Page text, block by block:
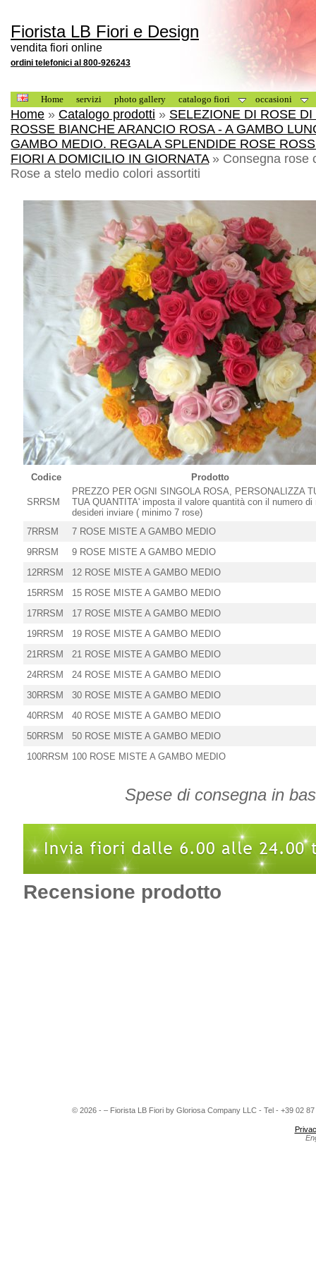
Fiorista LB Fiori e Design
vendita fiori online
ordini telefonici al 800-926243
Home servizi photo gallery catalogo fiori occasioni
Home » Catalogo prodotti » SELEZIONE DI ROSE
ROSSE BIANCHE ARANCIO ROSA - A GAMBO
GAMBO MEDIO. REGALA SPLENDIDE ROSE
FIORI A DOMICILIO IN GIORNATA» Consegna rose
Rose a stelo medio colori assortiti
Codice Prodotto
SRRSM
PREZZO PER OGNI SINGOLA ROSA, PERSONALIZZA
TUA QUANTITA' imposta il valore quantità con il numero di
desideri inviare ( minimo 7 rose)
7RRSM
7 ROSE MISTE A GAMBO MEDIO
9RRSM
9 ROSE MISTE A GAMBO MEDIO
12RRSM
12 ROSE MISTE A GAMBO MEDIO
15RRSM
15 ROSE MISTE A GAMBO MEDIO
17RRSM
17 ROSE MISTE A GAMBO MEDIO
19RRSM
19 ROSE MISTE A GAMBO MEDIO
21RRSM
21 ROSE MISTE A GAMBO MEDIO
24RRSM
24 ROSE MISTE A GAMBO MEDIO
30RRSM
30 ROSE MISTE A GAMBO MEDIO
40RRSM
40 ROSE MISTE A GAMBO MEDIO
50RRSM
50 ROSE MISTE A GAMBO MEDIO
100RRSM 100 ROSE MISTE A GAMBO MEDIO
Spese di consegna in
Recensione prodotto
© 2026 - – Fiorista LB Fiori by Gloriosa Company LLC - Tel - +39 02